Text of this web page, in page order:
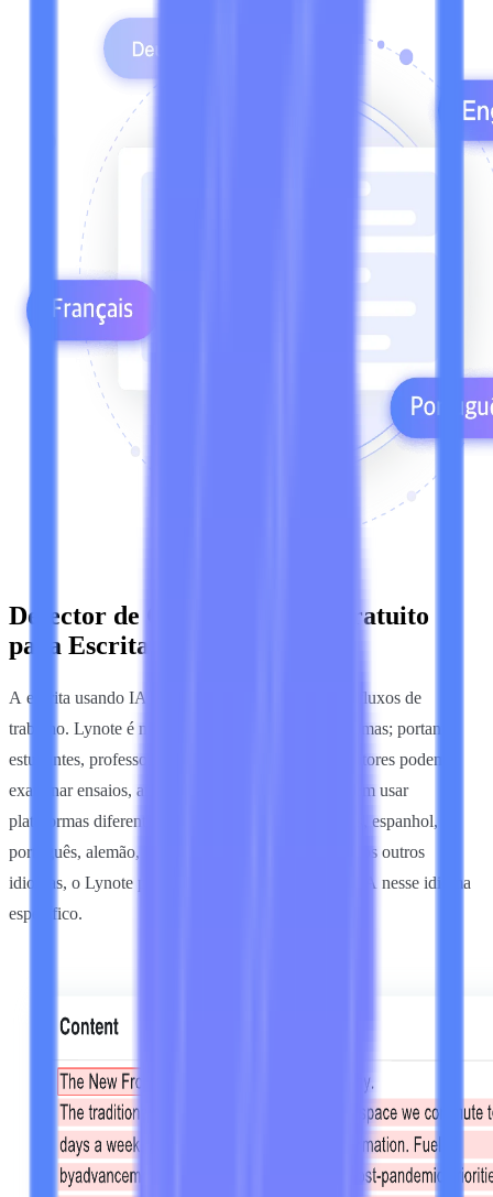
Detector de Conteúdo de IA Gratuito
para Escrita Global
A escrita usando IA ocorre em todos os idiomas e fluxos de
trabalho. Lynote é multilíngue com mais de 50 idiomas; portanto,
estudantes, professores, especialistas em SEO e editores podem
examinar ensaios, artigos, relatórios e aplicações sem usar
plataformas diferentes. Seja você escreva em inglês, espanhol,
português, alemão, italiano, francês, japonês e muitos outros
idiomas, o Lynote pode identificar a pontuação de IA nesse idioma
específico.